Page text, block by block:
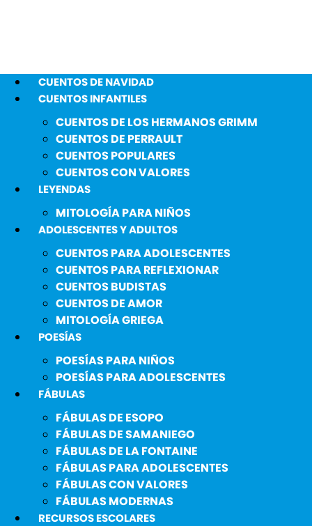
CUENTOS DE NAVIDAD
CUENTOS INFANTILES
CUENTOS DE LOS HERMANOS GRIMM
CUENTOS DE PERRAULT
CUENTOS POPULARES
CUENTOS CON VALORES
LEYENDAS
MITOLOGÍA PARA NIÑOS
ADOLESCENTES Y ADULTOS
CUENTOS PARA ADOLESCENTES
CUENTOS PARA REFLEXIONAR
CUENTOS BUDISTAS
CUENTOS DE AMOR
MITOLOGÍA GRIEGA
POESÍAS
POESÍAS PARA NIÑOS
POESÍAS PARA ADOLESCENTES
FÁBULAS
FÁBULAS DE ESOPO
FÁBULAS DE SAMANIEGO
FÁBULAS DE LA FONTAINE
FÁBULAS PARA ADOLESCENTES
FÁBULAS CON VALORES
FÁBULAS MODERNAS
RECURSOS ESCOLARES